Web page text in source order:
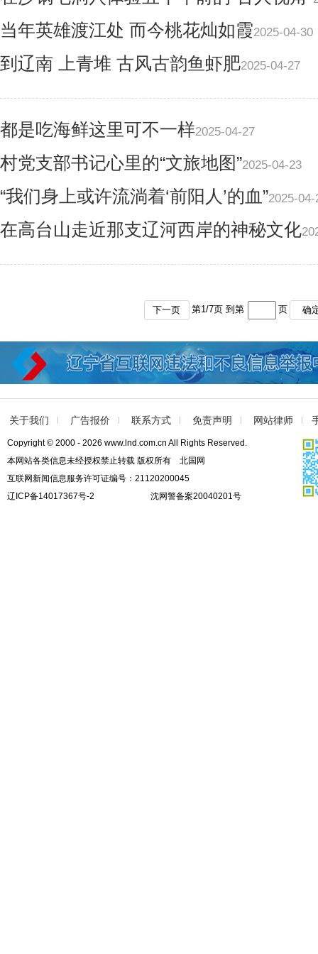
当年英雄渡江处 而今桃花灿如霞2025-04-30
到辽南 上青堆 古风古韵鱼虾肥2025-04-27
都是吃海鲜这里可不一样2025-04-27
村党支部书记心里的“文旅地图”2025-04-23
“我们身上或许流淌着‘前阳人’的血”2025-04-
在高台山走近那支辽河西岸的神秘文化
下一页 第1/7页 到第 页 确
关于我们 广告报价 联系方式 免责声明 网站律师
Copyright © 2000 - 2026 www.lnd.com.cn All Rights Reserved.
本网站各类信息未经授权禁止转载 版权所有 北国网
互联网新闻信息服务许可证编号：21120200045
辽ICP备14017367号-2
沈网警备案20040201号